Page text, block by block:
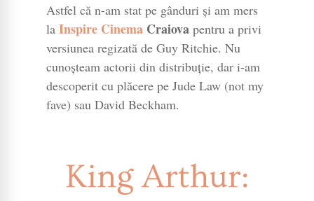
Astfel că n-am stat pe gânduri și am mers
la Inspire CinemaCraiovapentru a privi
versiunea regizată de Guy Ritchie. Nu
cunoșteam actorii din distribuție, dar i-am
descoperit cu plăcere pe Jude Law (not my
fave) sau David Beckham.
King Arthur: